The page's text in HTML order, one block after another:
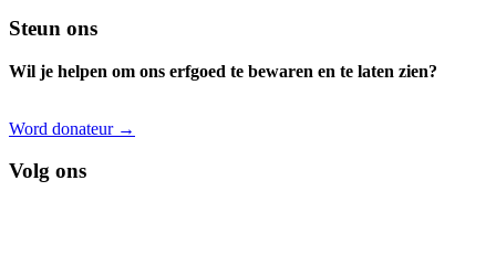
Footer
Steun ons
Wil je helpen om ons erfgoed te bewaren en te laten zien?
Word donateur →
Volg ons